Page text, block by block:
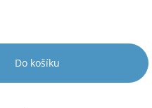
Do košíku